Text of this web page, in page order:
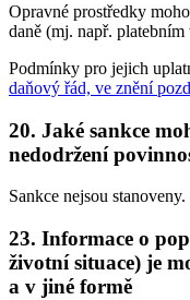
Opravné prostředky
daně (mj. např.
Podmínky pro jejich
daňový řád, ve znění
20. Jaké sankce
nedodržení
Sankce nejsou stanoveny.
23. Informace o
životní situace) je
a v jiné formě